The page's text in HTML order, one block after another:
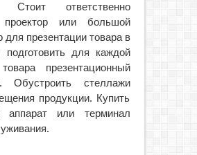
Стоит ответственно
проектор или большой
для презентации товара в
подготовить для каждой
презентационный
Обустроить стеллажи
продукции. Купить
аппарат или терминал